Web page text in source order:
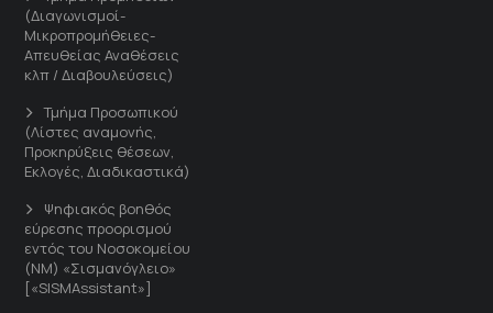
(Διαγωνισμοί-
Μικροπρομήθειες-
Απευθείας Αναθέσεις
κλπ / Διαβουλεύσεις)
Τμήμα Προσωπικού
(Λίστες αναμονής,
Προκηρύξεις θέσεων,
Εκλογές, Διαδικαστικά)
Ψηφιακός βοηθός
εύρεσης προορισμού
εντός του Νοσοκομείου
(ΝΜ) «Σισμανόγλειο»
[«SISMAssistant»]